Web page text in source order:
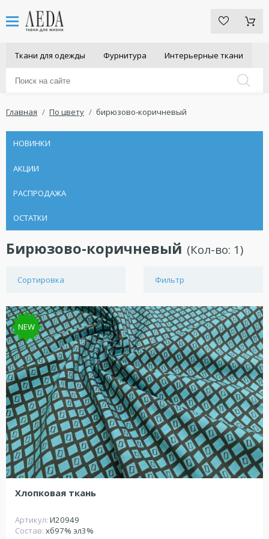
Ткани для одежды Фурнитура Интерьерные ткани
Главная По цвету бирюзово-коричневый
НОВИНКИ
АКЦИИ
РАСПРОДАЖА
ОСТАТКИ
Бирюзово-коричневый (Кол-во: 1)
Сортировка Фильтр
NEW
Хлопковая ткань
Артикул: И20949
Состав: хб97% эл3%